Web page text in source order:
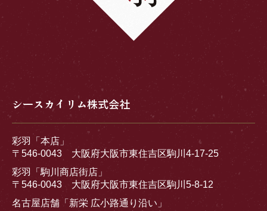
シースカイリム株式会社
彩羽「本店」
〒546-0043 大阪府大阪市東住吉区駒川4-17-25
彩羽「駒川商店街店」
〒546-0043 大阪府大阪市東住吉区駒川5-8-12
名古屋店舗「新栄 広小路通り沿い」